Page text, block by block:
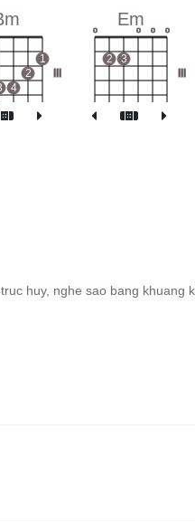
4
2
1
Em
o
2 3
o o o
huy, nghe sao bang khuang